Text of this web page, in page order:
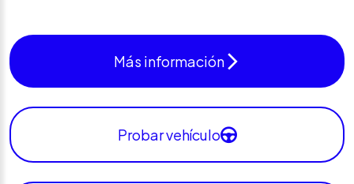
Más información
Probar vehículo